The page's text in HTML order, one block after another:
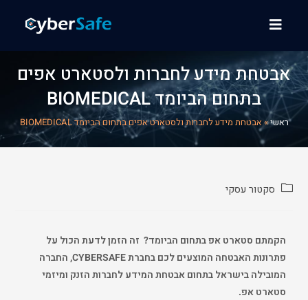
אבטחת מידע לחברות ולסטארט אפים
בתחום הביומד BIOMEDICAL
ראשי»אבטחת מידע לחברות ולסטארט אפים בתחום הביומד BIOMEDICAL
סקטור עסקי
הקמתם סטארט אפ בתחום הביומד? זה הזמן לדעת הכול על
פתרונות האבטחה המוצעים לכם בחברתCYBERSAFE, החברה
המובילה בישראל בתחום אבטחת המידע לחברות הזנק ומיזמי
סטארט אפ.